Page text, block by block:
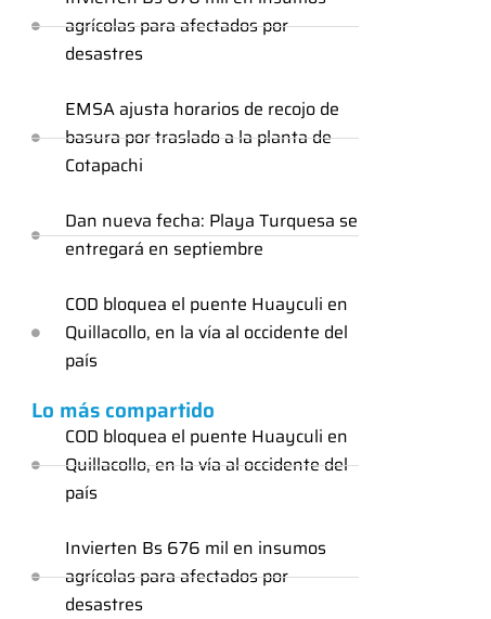
agrícolas para afectados por
desastres
EMSA ajusta horarios de recojo de
basura por traslado a la planta de
Cotapachi
Dan nueva fecha: Playa Turquesa se
entregará en septiembre
COD bloquea el puente Huayculi en
Quillacollo, en la vía al occidente del
país
Lo más compartido
COD bloquea el puente Huayculi en
Quillacollo, en la vía al occidente del
país
Invierten Bs 676 mil en insumos
agrícolas para afectados por
desastres